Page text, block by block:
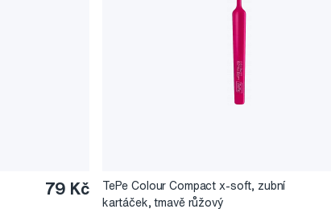
79 Kč
TePe Colour Compact x-soft, zubní
kartáček, tmavě růžový